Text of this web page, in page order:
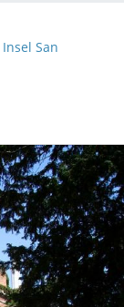
Insel San